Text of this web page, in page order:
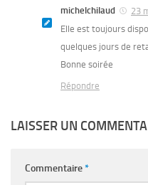
michelchilaud
23
Elle est toujours
quelques jours de
Bonne soirée
Répondre
LAISSER UN
Commentaire*